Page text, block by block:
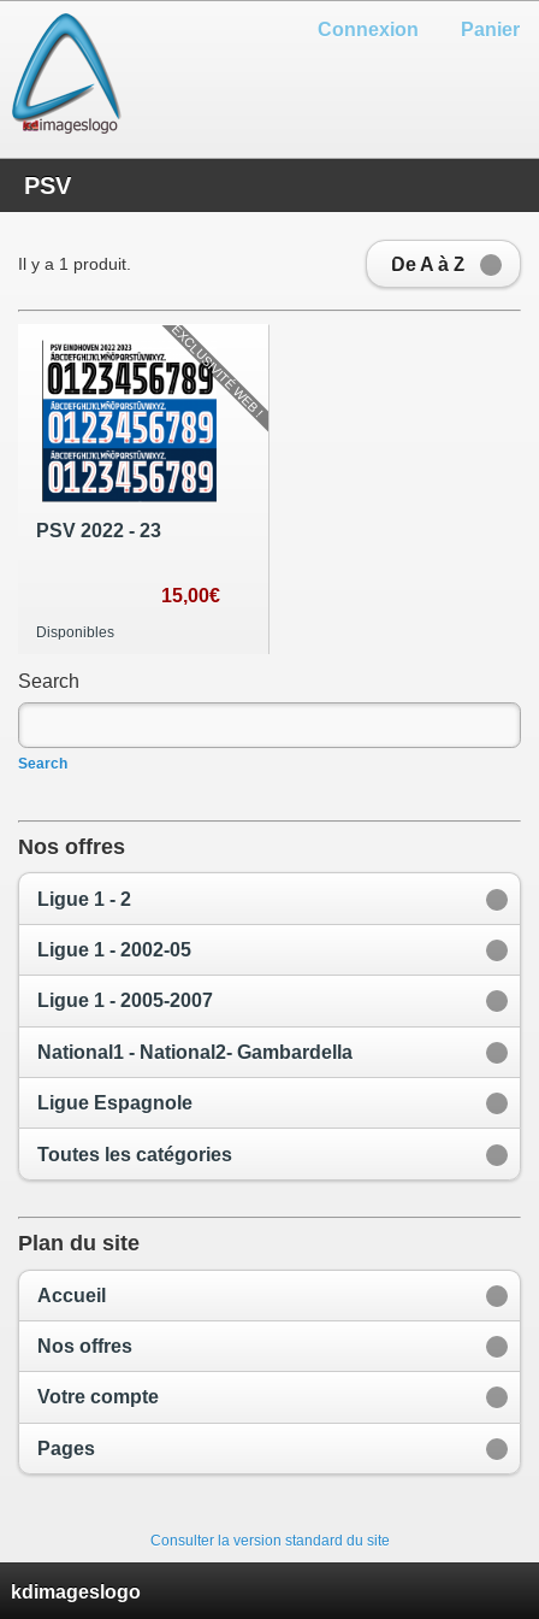
Panier
Connexion
PSV
De A à Z
Il y a 1 produit.
PSV 2022 - 23
15,00€
Disponibles
EXCLUSIVITÉ WEB !
Search
Search
Nos offres
Ligue 1 - 2
Ligue 1 - 2002-05
Ligue 1 - 2005-2007
National1 - National2- Gambardella
Ligue Espagnole
Toutes les catégories
Plan du site
Accueil
Nos offres
Votre compte
Pages
Consulter la version standard du site
kdimageslogo